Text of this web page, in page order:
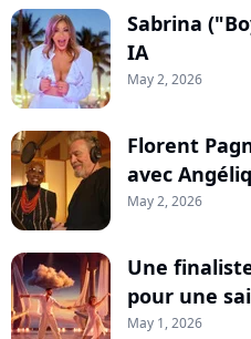
Sabrina
IA
May 2, 2026
Florent
avec
May 2, 2026
Une
pour une
May 1, 2026